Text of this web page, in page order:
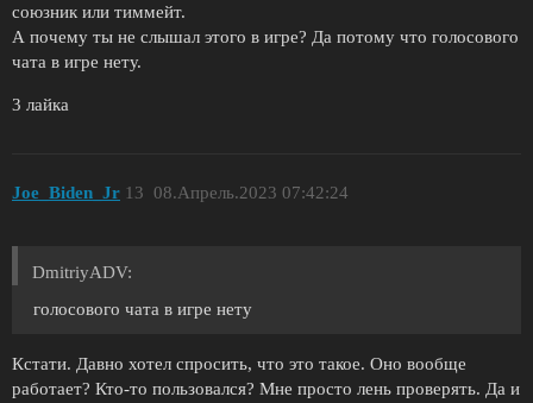
союзник или тиммейт.
А почему ты не слышал этого в игре? Да потому что голосового
чата в игре нету.
3 лайка
Joe_Biden_Jr 08.Апрель.2023 07:42:24
13
DmitriyADV:
голосового чата в игре нету
Кстати. Давно хотел спросить, что это такое. Оно вообще
работает? Кто-то пользовался? Мне просто лень проверять. Да и